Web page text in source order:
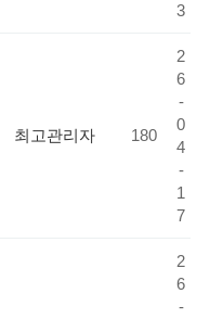
3
최고관리자 180
2
6
-
0
4
-
1
7
2
6
-